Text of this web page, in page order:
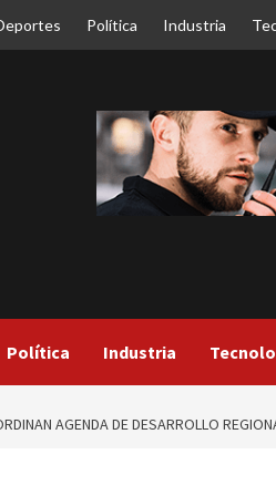
Política Industria
Política Industria
AGENDA DE DESARROLLO